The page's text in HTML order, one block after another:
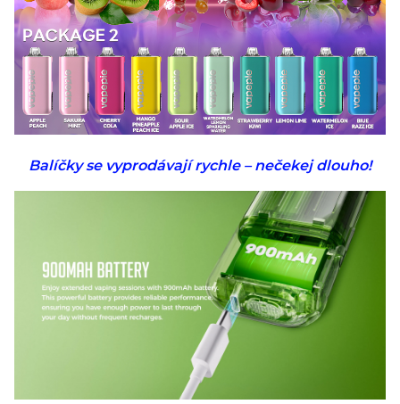
Balíčky se vyprodávají rychle – nečekej dlouho!